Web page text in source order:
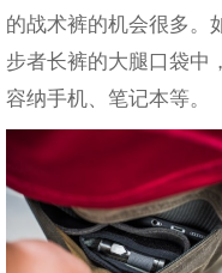
的战术裤的机会很多。
步者长裤的大腿口袋中
容纳手机、笔记本等。